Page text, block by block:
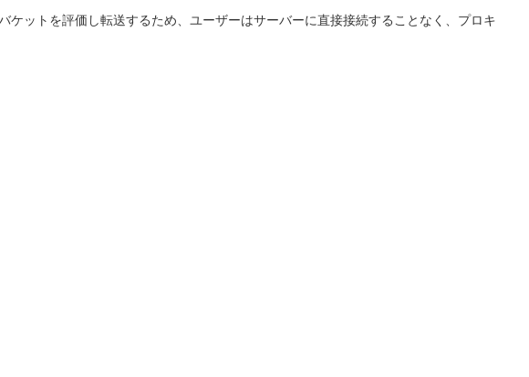
ットを評価し転送するため、ユーザーはサーバーに直接接続することなく、プロキ